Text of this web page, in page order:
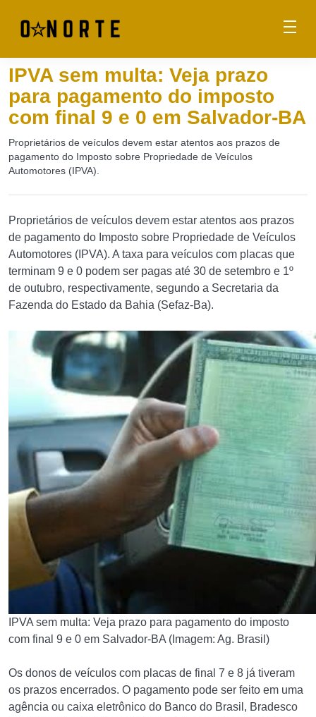
IPVA sem multa: Veja prazo
para pagamento do imposto
com final 9 e 0 em Salvador-BA
Proprietários de veículos devem estar atentos aos prazos de
pagamento do Imposto sobre Propriedade de Veículos
Automotores (IPVA).
Proprietários de veículos devem estar atentos aos prazos
de pagamento do Imposto sobre Propriedade de Veículos
Automotores (IPVA). A taxa para veículos com placas que
terminam 9 e 0 podem ser pagas até 30 de setembro e 1º
de outubro, respectivamente, segundo a Secretaria da
Fazenda do Estado da Bahia (Sefaz-Ba).
IPVA sem multa: Veja prazo para pagamento do imposto
com final 9 e 0 em Salvador-BA (Imagem: Ag. Brasil)
Os donos de veículos com placas de final 7 e 8 já tiveram
os prazos encerrados. O pagamento pode ser feito em uma
agência ou caixa eletrônico do Banco do Brasil, Bradesco